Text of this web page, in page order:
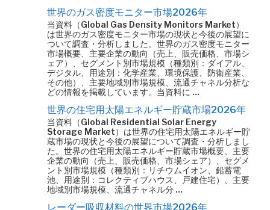
世界のガス密度モニター市場2026年
当資料（Global Gas Density Monitors Market）
は世界のガス密度モニター市場の現状と今後の展望に
ついて調査・分析しました。世界のガス密度モニター
市場概要、主要企業の動向（売上、販売価格、市場シ
ェア）、セグメント別市場規模（種類別：ダイアル、
デジタル、用途別：化学産業、環境保護、防衛産業、
その他）、主要地域別市場規模、流通チャネル分析な
どの情報を掲載しています。当資料に …
世界の住宅用太陽エネルギー貯蔵市場2026年
当資料（Global Residential Solar Energy
Storage Market）は世界の住宅用太陽エネルギー貯
蔵市場の現状と今後の展望について調査・分析しまし
た。世界の住宅用太陽エネルギー貯蔵市場概要、主要
企業の動向（売上、販売価格、市場シェア）、セグメ
ント別市場規模（種類別：リチウムイオン、鉛蓄電
池、用途別：コレクティブハウス、戸建住宅）、主要
地域別市場規模、流通チャネル分 …
レーダー吸収材料の世界市場2026年